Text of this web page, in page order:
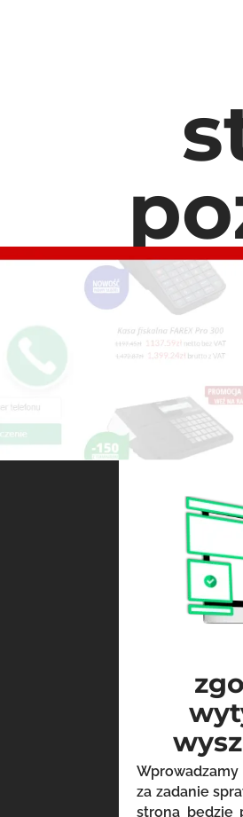
za zadanie
strona będzie